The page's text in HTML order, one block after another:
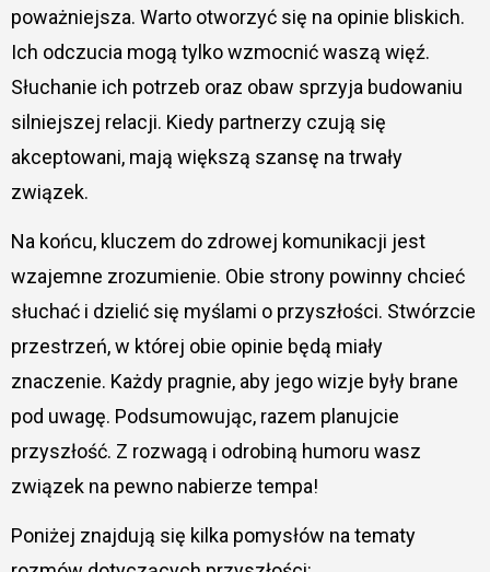
poważniejsza. Warto otworzyć się na opinie bliskich.
Ich odczucia mogą tylko wzmocnić waszą więź.
Słuchanie ich potrzeb oraz obaw sprzyja budowaniu
silniejszej relacji. Kiedy partnerzy czują się
akceptowani, mają większą szansę na trwały
związek.
Na końcu, kluczem do zdrowej komunikacji jest
wzajemne zrozumienie. Obie strony powinny chcieć
słuchać i dzielić się myślami o przyszłości. Stwórzcie
przestrzeń, w której obie opinie będą miały
znaczenie. Każdy pragnie, aby jego wizje były brane
pod uwagę. Podsumowując, razem planujcie
przyszłość. Z rozwagą i odrobiną humoru wasz
związek na pewno nabierze tempa!
Poniżej znajdują się kilka pomysłów na tematy